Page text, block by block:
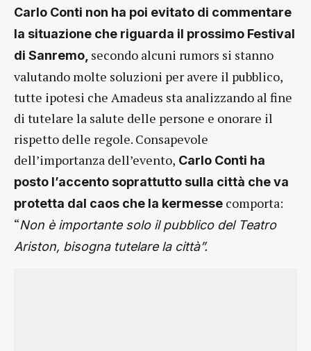
Carlo Conti non ha poi evitato di commentare
la situazione che riguarda il prossimo Festival
di Sanremo, secondo alcuni rumors si stanno
valutando molte soluzioni per avere il pubblico,
tutte ipotesi che Amadeus sta analizzando al fine
di tutelare la salute delle persone e onorare il
rispetto delle regole. Consapevole
dell’importanza dell’evento, Carlo Conti ha
posto l’accento soprattutto sulla città che va
protetta dal caos che la kermesse comporta:
“Non è importante solo il pubblico del Teatro
Ariston, bisogna tutelare la città”.